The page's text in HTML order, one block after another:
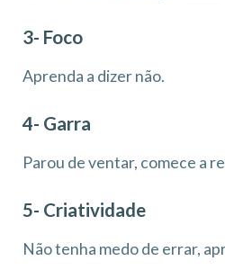
3- Foco
Aprenda a dizer não.
4- Garra
Parou de ventar, comece a
5- Criatividade
Não tenha medo de errar,